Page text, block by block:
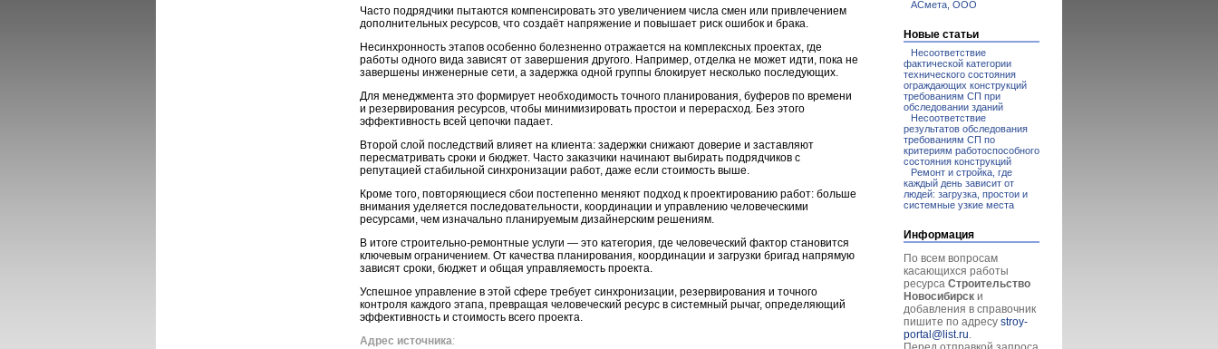
Часто подрядчики пытаются компенсировать это увеличением числа смен или привлечением
дополнительных ресурсов, что создаёт напряжение и повышает риск ошибок и брака.
Несинхронность этапов особенно болезненно отражается на комплексных проектах, где
работы одного вида зависят от завершения другого. Например, отделка не может идти, пока не
завершены инженерные сети, а задержка одной группы блокирует несколько последующих.
Для менеджмента это формирует необходимость точного планирования, буферов по времени
и резервирования ресурсов, чтобы минимизировать простои и перерасход. Без этого
эффективность всей цепочки падает.
Второй слой последствий влияет на клиента: задержки снижают доверие и заставляют
пересматривать сроки и бюджет. Часто заказчики начинают выбирать подрядчиков с
репутацией стабильной синхронизации работ, даже если стоимость выше.
Кроме того, повторяющиеся сбои постепенно меняют подход к проектированию работ: больше
внимания уделяется последовательности, координации и управлению человеческими
ресурсами, чем изначально планируемым дизайнерским решениям.
В итоге строительно-ремонтные услуги — это категория, где человеческий фактор становится
ключевым ограничением. От качества планирования, координации и загрузки бригад напрямую
зависят сроки, бюджет и общая управляемость проекта.
Успешное управление в этой сфере требует синхронизации, резервирования и точного
контроля каждого этапа, превращая человеческий ресурс в системный рычаг, определяющий
эффективность и стоимость всего проекта.
Адрес источника:
АСмета, ООО
Новые статьи
Несоответствие
фактической категории
технического состояния
ограждающих конструкций
требованиям СП при
обследовании зданий
Несоответствие
результатов обследования
требованиям СП по
критериям работоспособного
состояния конструкций
Ремонт и стройка, где
каждый день зависит от
людей: загрузка, простои и
системные узкие места
Информация
По всем вопросам
касающихся работы
ресурса Строительство
Новосибирск и
добавления в справочник
пишите по адресу stroy-
portal@list.ru.